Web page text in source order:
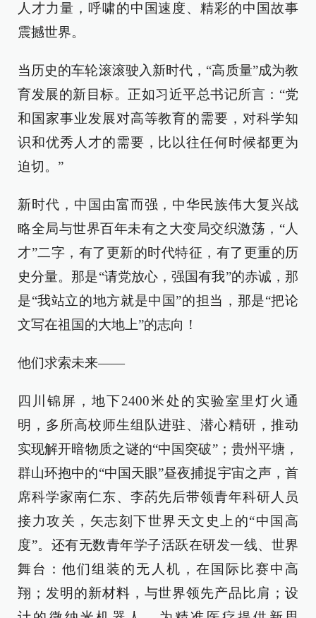
人才力量，呼啸的中国速度、精彩的中国故事
震撼世界。
当历史的车轮滚滚驶入新时代，“高质量”成为教
育发展的新目标。正如习近平总书记所言：“党
和国家事业发展对高等教育的需要，对科学知
识和优秀人才的需要，比以往任何时候都更为
迫切。”
新时代，中国由富而强，中华民族伟大复兴战
略全局与世界百年未有之大变局交织激荡，“人
才”二字，有了更新的时代特征，有了更重的历
史分量。那是“请党放心，强国有我”的赤诚，那
是“我站立的地方就是中国”的担当，那是“把论
文写在祖国的大地上”的志向！
他们求索未来——
四川锦屏，地下2400米处的实验室里灯火通
明，多所高校师生组队进驻、潜心精研，推动
实现解开暗物质之谜的“中国突破”；贵州平塘，
群山环抱中的“中国天眼”昼夜捕捉宇宙之声，首
席科学家南仁东、李菂先后带领青年科研人员
接力攻关，矢志刻下世界天文史上的“中国高
度”。还有无数青年学子活跃在研发一线、世界
舞台：他们组装的无人机，在国际比赛中高
翔；发明的新材料，与世界领先产品比肩；设